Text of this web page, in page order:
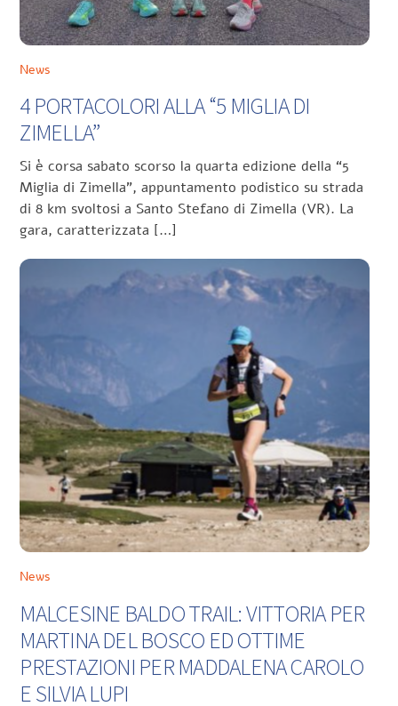
News
4 PORTACOLORI ALLA “5 MIGLIA DI
ZIMELLA”
Si è corsa sabato scorso la quarta edizione della “5
Miglia di Zimella”, appuntamento podistico su strada
di 8 km svoltosi a Santo Stefano di Zimella (VR). La
gara, caratterizzata […]
News
MALCESINE BALDO TRAIL: VITTORIA PER
MARTINA DEL BOSCO ED OTTIME
PRESTAZIONI PER MADDALENA CAROLO
E SILVIA LUPI